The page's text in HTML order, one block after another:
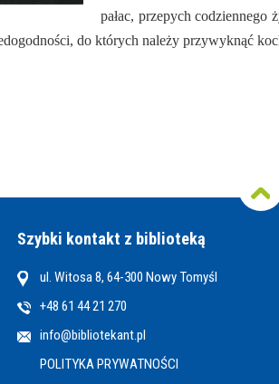
pałac, przepych
do których należy przywyknąć
Szybki kontakt z biblioteką
ul. Witosa 8, 64-300 Nowy Tomyśl
+48 61 44 21 270
info@bibliotekant.pl
POLITYKA PRYWATNOŚCI